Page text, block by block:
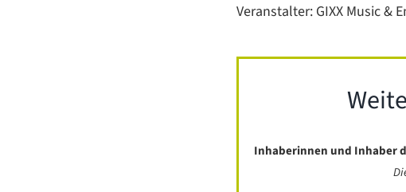
Veranstalter: GIXX Music &
Inhaberinnen und Inhaber